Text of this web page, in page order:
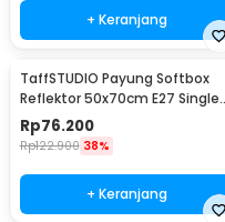
+ Keranjang
TaffSTUDIO Payung Softbox
Reflektor 50x70cm E27 Single
Socket - CL-RT50
Rp76.200
Rp122.900 38%
+ Keranjang